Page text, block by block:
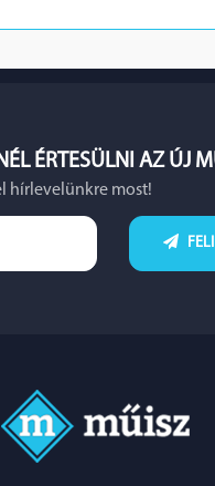
ÉRTESÜLNI AZ ÚJ
hírlevelünkre most!